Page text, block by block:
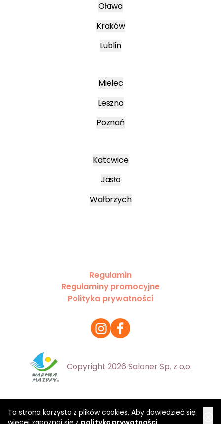
Ta strona korzysta z plików cookies. Aby dowiedzieć się
więcej zapoznaj się z polityką prywatności
Oława
Kraków
Lublin
Mielec
Leszno
Poznań
Katowice
Jasło
Wałbrzych
Regulamin
Regulaminy promocyjne
Polityka prywatności
Copyright 2026 Saloner Sp. z o.o.